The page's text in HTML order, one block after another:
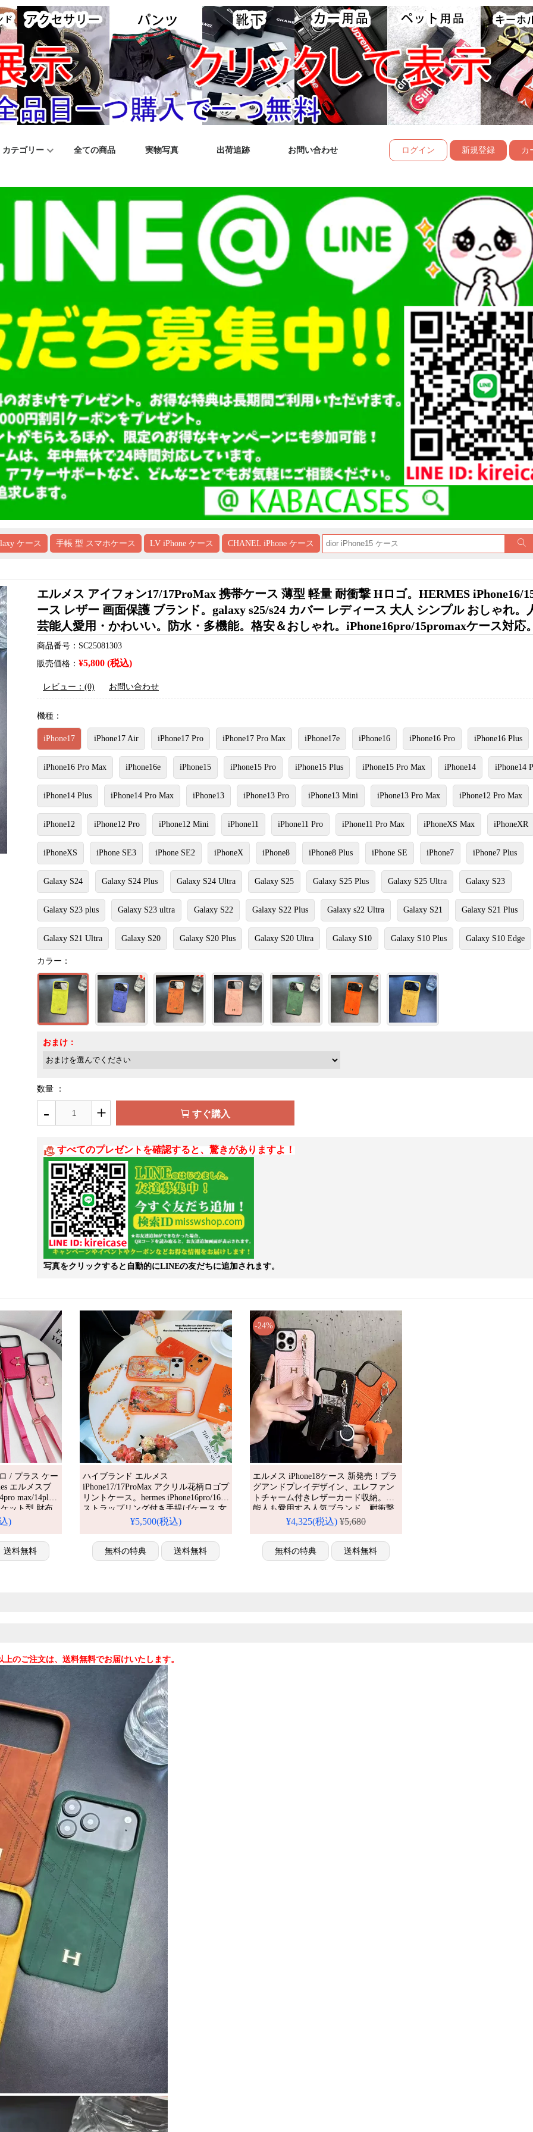
カテゴリー 全ての商品 実物写真 出荷追跡 お問い合わせ ログイン 新規登録 カ
ケース 手帳 型 スマホケース LV iPhone ケース CHANEL iPhone ケース
エルメス アイフォン17/17ProMax 携帯ケース 薄型 軽量 耐衝撃 Hロゴ。HERMES iPhone16/
ース レザー 画面保護 ブランド。galaxy s25/s24 カバー レディース 大人 シンプル おしゃれ。
芸能人愛用・かわいい。防水・多機能。格安＆おしゃれ。iPhone16pro/15promaxケース対応
商品番号：SC25081303
販売価格： ¥5,800 (税込)
レビュー：(0) お問い合わせ
機種：
iPhone17 iPhone17 Air iPhone17 Pro iPhone17 Pro Max iPhone17e iPhone16 iPhone16 Pro iPhone16 Plus
iPhone16 Pro Max iPhone16e iPhone15 iPhone15 Pro iPhone15 Plus iPhone15 Pro Max iPhone14 iPhone14
iPhone14 Plus iPhone14 Pro Max iPhone13 iPhone13 Pro iPhone13 Mini iPhone13 Pro Max iPhone12 Pro Max
iPhone12 iPhone12 Pro iPhone12 Mini iPhone11 iPhone11 Pro iPhone11 Pro Max iPhoneXS Max iPhoneXR
iPhoneXS iPhone SE3 iPhone SE2 iPhoneX iPhone8 iPhone8 Plus iPhone SE iPhone7 iPhone7 Plus
Galaxy S24 Galaxy S24 Plus Galaxy S24 Ultra Galaxy S25 Galaxy S25 Plus Galaxy S25 Ultra Galaxy S23
Galaxy S23 plus Galaxy S23 ultra Galaxy S22 Galaxy S22 Plus Galaxy s22 Ultra Galaxy S21 Galaxy S21 Plus
Galaxy S21 Ultra Galaxy S20 Galaxy S20 Plus Galaxy S20 Ultra Galaxy S10 Galaxy S10 Plus Galaxy S10 Edge
カラー：
おまけ：
数量 ：
- + すぐ購入
すべてのプレゼントを確認すると、驚きがありますよ！
写真をクリックすると自動的にLINEの友だちに追加されます。
/ プラス ケー
エルメスブ
max/14plus
ット型 財布
納可能 手帳
ブランド。芸
ム。耐衝
い。おしゃ
)
送料無料
ハイブランド エルメス
iPhone17/17ProMax アクリル花柄ロゴプ
リントケース。hermes iPhone16pro/16
ストラップリング付き手提げケース 女
性愛用。iPhone15/14 pro 綺麗かわいい
撃・防水・多機能iPhoneケース。おし
ゃれ。iPhone16pro/15promaxケース対
応。
¥5,500(税込)
無料の特典 送料無料
-24%
エルメス iPhone18ケース 新発売！プラ
グアンドプレイデザイン、エレファン
トチャーム付きレザーカード収納。芸
能人も愛用する人気ブランド、耐衝撃
＆防水の多機能仕様。かわいいエレフ
り、格安で手に入り、
iPhone17pro/16promaxケースとしても使
える優れもの！（カード入れケース）
¥4,325(税込) ¥5,680
無料の特典 送料無料
のご注文は、送料無料でお届けいたします。